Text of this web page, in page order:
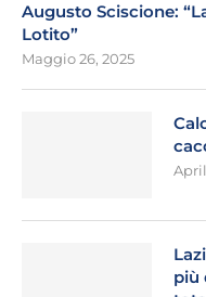
Augusto Sciscione:
Lotito”
Maggio 26, 2025
più